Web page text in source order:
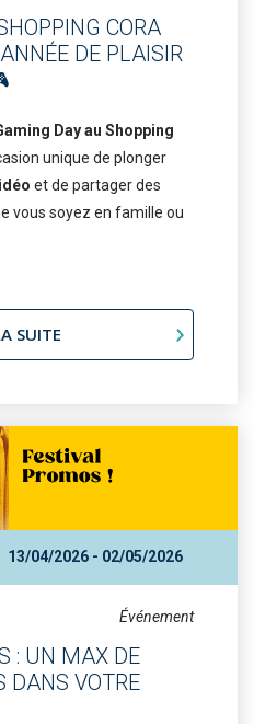
CORA
DE PLAISIR
Day au Shopping
unique de plonger
et de partager des
vous soyez en famille ou
SUITE
13/04/2026 - 02/05/2026
Événement
: UN MAX DE
DANS VOTRE